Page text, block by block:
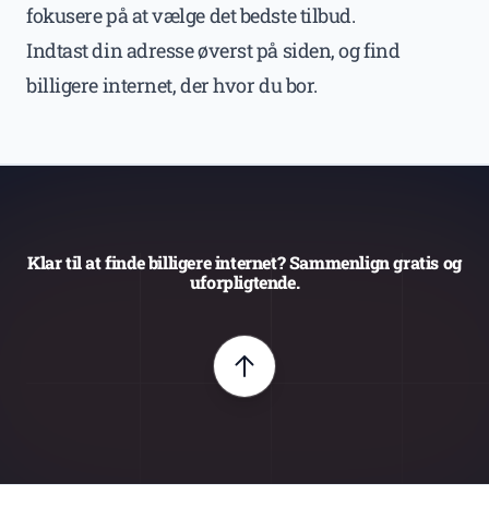
fokusere på at vælge det bedste tilbud.
Indtast din adresse øverst på siden, og find
billigere internet, der hvor du bor.
Klar til at finde billigere internet? Sammenlign gratis og
uforpligtende.